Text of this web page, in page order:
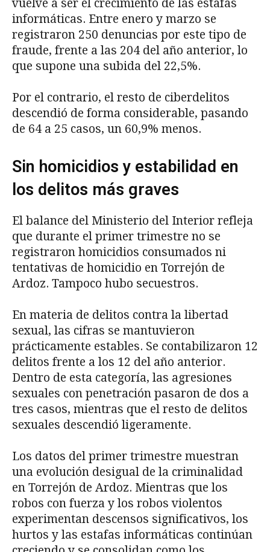
vuelve a ser el crecimiento de las estafas
informáticas. Entre enero y marzo se
registraron 250 denuncias por este tipo de
fraude, frente a las 204 del año anterior, lo
que supone una subida del 22,5%.
Por el contrario, el resto de ciberdelitos
descendió de forma considerable, pasando
de 64 a 25 casos, un 60,9% menos.
Sin homicidios y estabilidad en
los delitos más graves
El balance del Ministerio del Interior refleja
que durante el primer trimestre no se
registraron homicidios consumados ni
tentativas de homicidio en Torrejón de
Ardoz. Tampoco hubo secuestros.
En materia de delitos contra la libertad
sexual, las cifras se mantuvieron
prácticamente estables. Se contabilizaron 12
delitos frente a los 12 del año anterior.
Dentro de esta categoría, las agresiones
sexuales con penetración pasaron de dos a
tres casos, mientras que el resto de delitos
sexuales descendió ligeramente.
Los datos del primer trimestre muestran
una evolución desigual de la criminalidad
en Torrejón de Ardoz. Mientras que los
robos con fuerza y los robos violentos
experimentan descensos significativos, los
hurtos y las estafas informáticas continúan